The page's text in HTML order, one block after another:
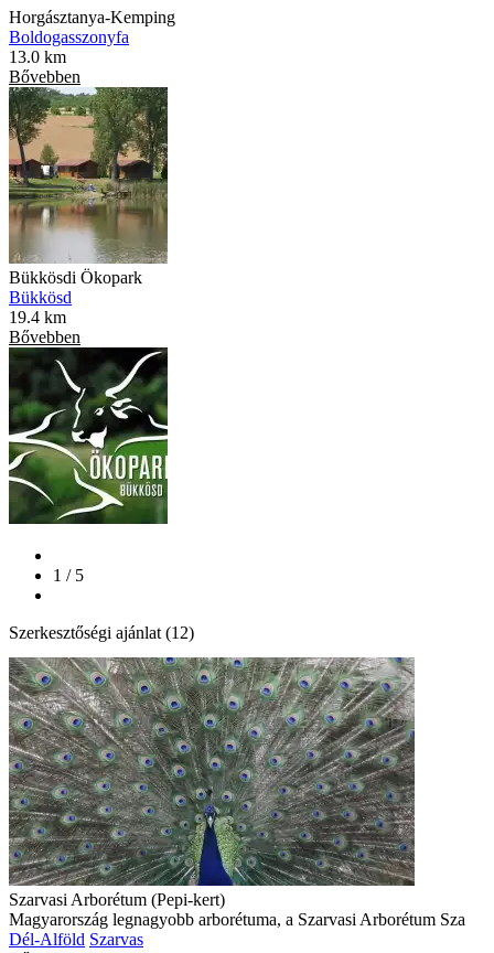
Horgásztanya-Kemping
Boldogasszonyfa
13.0 km
Bővebben
Bükkösdi Ökopark
Bükkösd
19.4 km
Bővebben
1 / 5
Szerkesztőségi ajánlat (12)
Szarvasi Arborétum (Pepi-kert)
Magyarország legnagyobb arborétuma, a Szarvasi Arborétum Sza
Dél-Alföld Szarvas